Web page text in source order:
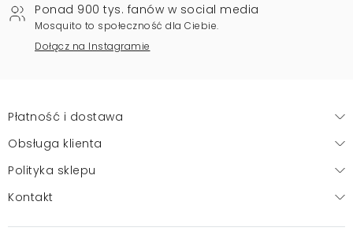
Ponad 900 tys. fanów w social media
Mosquito to społeczność dla Ciebie.
Dołącz na Instagramie
Płatność i dostawa
Obsługa klienta
Polityka sklepu
Kontakt